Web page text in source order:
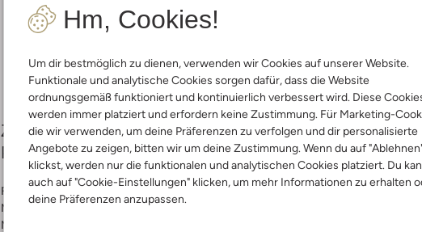
Hm, Cookies!
Um dir bestmöglich zu dienen, verwenden wir Cookies auf unserer Website.
Funktionale und analytische Cookies sorgen dafür, dass die Website
ordnungsgemäß funktioniert und kontinuierlich verbessert wird. Diese
werden immer platziert und erfordern keine Zustimmung. Für Marketing-
die wir verwenden, um deine Präferenzen zu verfolgen und dir personalisierte
Angebote zu zeigen, bitten wir um deine Zustimmung. Wenn du auf
klickst, werden nur die funktionalen und analytischen Cookies platziert. Du
auch auf "Cookie-Einstellungen" klicken, um mehr Informationen zu erhalten
deine Präferenzen anzupassen.
Lieferung & Rückgabe
Zusammensetzung &
Passform
Farbe :
Ecru
Muster:
Material:
Waschanleitung
bei 30 Grad normal